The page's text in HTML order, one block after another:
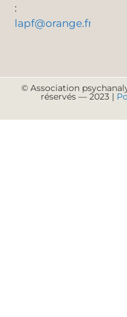
:
lapf@orange.fr
© Association
réservés — 2023 |